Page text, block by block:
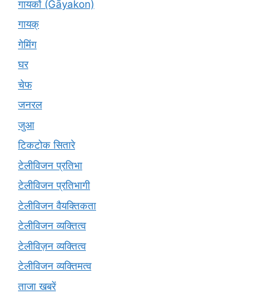
गायकों (Gāyakon)
गायक्
गेमिंग
घर
चेफ
जनरल
जुआ
टिकटोक सितारे
टेलीविजन प्रतिभा
टेलीविजन प्रतिभागी
टेलीविजन वैयक्तिकता
टेलीविजन व्यक्तित्व
टेलीविज़न व्यक्तित्व
टेलीविजन व्यक्तिमत्व
ताजा खबरें